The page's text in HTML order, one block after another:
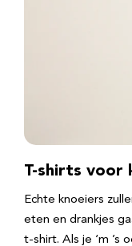
T-shirts voor
Echte knoeiers
eten en drankjes
t-shirt. Als je ‘m ’s